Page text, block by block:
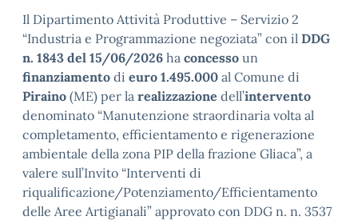
Il Dipartimento Attività Produttive – Servizio 2
“Industria e Programmazione negoziata” con il DDG
n. 1843 del 15/06/2026 ha concesso un
finanziamento di euro 1.495.000 al Comune di
Piraino (ME) per la realizzazione dell’intervento
denominato “Manutenzione straordinaria volta al
completamento, efficientamento e rigenerazione
ambientale della zona PIP della frazione Gliaca”, a
valere sull’Invito “Interventi di
riqualificazione/Potenziamento/Efficientamento
delle Aree Artigianali” approvato con DDG n. n. 3537